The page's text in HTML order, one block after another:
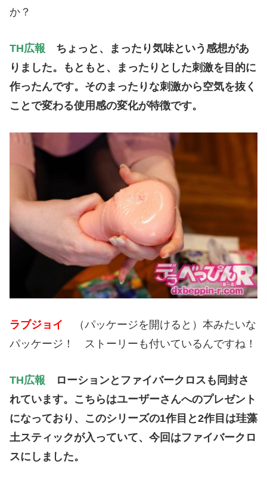
か？
TH広報 ちょっと、まったり気味という感想があ
りました。もともと、
まったりとした刺激を目的に
作ったんです。 そのまったりな刺激から空気を抜く
ことで変わる使用感の変化が特徴です。
ラブジョイ （パッケージを開けると）本みたいな
パッケージ！ ストーリーも付いているんですね！
TH広報 ローションとファイバークロスも同封さ
れています。こちらはユーザーさんへのプレゼント
になっており、このシリーズの1作目と2作目は珪藻
土スティックが入っていて、今回はファイバークロ
スにしました。